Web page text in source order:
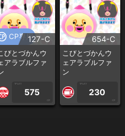
CP専用127-C
びとづかんウ
アラブルファ
1PLAY
575
CP
654-C
こびとづかんウ
ェアラブルファ
ン
1PLAY
230
CP